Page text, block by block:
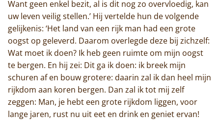
Want geen enkel bezit, al is dit nog zo overvloedig, kan
uw leven veilig stellen.’ Hij vertelde hun de volgende
gelijkenis: ‘Het land van een rijk man had een grote
oogst op geleverd. Daarom overlegde deze bij zichzelf:
Wat moet ik doen? Ik heb geen ruimte om mijn oogst
te bergen. En hij zei: Dit ga ik doen: ik breek mijn
schuren af en bouw grotere: daarin zal ik dan heel mijn
rijkdom aan koren bergen. Dan zal ik tot mij zelf
zeggen: Man, je hebt een grote rijkdom liggen, voor
lange jaren, rust nu uit eet en drink en geniet ervan!